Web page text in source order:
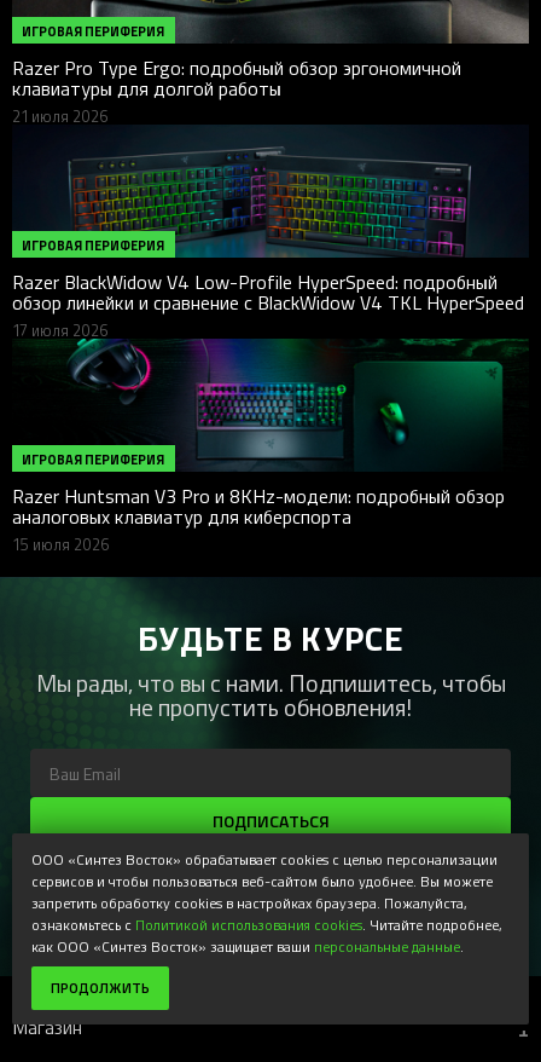
ИГРОВАЯ ПЕРИФЕРИЯ
Razer Pro Type Ergo: подробный обзор эргономичной
клавиатуры для долгой работы
21 июля 2026
ИГРОВАЯ ПЕРИФЕРИЯ
Razer BlackWidow V4 Low-Profile HyperSpeed: подробный
обзор линейки и сравнение с BlackWidow V4 TKL HyperSpeed
17 июля 2026
ИГРОВАЯ ПЕРИФЕРИЯ
Razer Huntsman V3 Pro и 8KHz-модели: подробный обзор
аналоговых клавиатур для киберспорта
15 июля 2026
БУДЬТЕ В КУРСЕ
Мы рады, что вы с нами. Подпишитесь, чтобы
не пропустить обновления!
ПОДПИСАТЬСЯ
Регистрируясь, Вы соглашаетесь получать наши
информационные рассылки и специальные предложения,
доступные только для подписчиков. Ознакомьтесь с нашей
Политикой конфиденциальности
Магазин +
ООО «Синтез Восток» обрабатывает cookies с целью персонализации
сервисов и чтобы пользоваться веб-сайтом было удобнее. Вы можете
запретить обработку cookies в настройках браузера. Пожалуйста,
ознакомьтесь с Политикой использования cookies . Читайте подробнее,
как ООО «Синтез Восток» защищает ваши персональные данные
ПРОДОЛЖИТЬ